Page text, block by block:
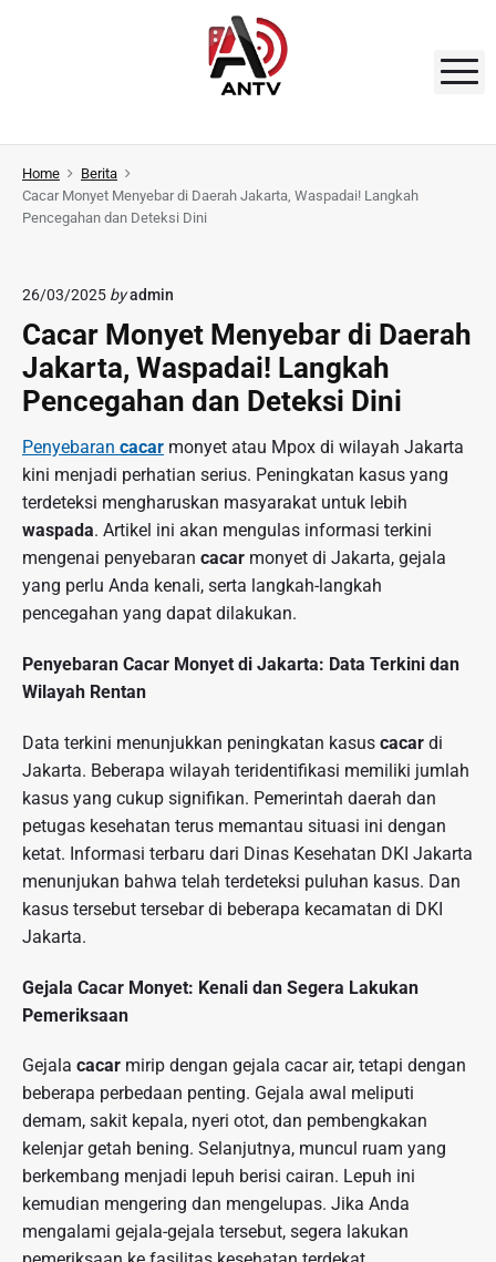
o
A
N
T
Home
Berita
Cacar Monyet Menyebar di Daerah Jakarta, Waspadai! Langkah
Pencegahan dan Deteksi Dini
26/03/2025 byadmin
Cacar Monyet Menyebar di Daerah
Jakarta, Waspadai! Langkah
Pencegahan dan Deteksi Dini
Penyebaran cacar monyet atau Mpox di wilayah Jakarta
kini menjadi perhatian serius. Peningkatan kasus yang
terdeteksi mengharuskan masyarakat untuk lebih
waspada. Artikel ini akan mengulas informasi terkini
mengenai penyebaran cacar monyet di Jakarta, gejala
yang perlu Anda kenali, serta langkah-langkah
pencegahan yang dapat dilakukan.
Penyebaran Cacar Monyet di Jakarta: Data Terkini dan
Wilayah Rentan
Data terkini menunjukkan peningkatan kasus cacar di
Jakarta. Beberapa wilayah teridentifikasi memiliki jumlah
kasus yang cukup signifikan. Pemerintah daerah dan
petugas kesehatan terus memantau situasi ini dengan
ketat. Informasi terbaru dari Dinas Kesehatan DKI Jakarta
menunjukan bahwa telah terdeteksi puluhan kasus. Dan
kasus tersebut tersebar di beberapa kecamatan di DKI
Jakarta.
Gejala Cacar Monyet: Kenali dan Segera Lakukan
Pemeriksaan
Gejala cacar mirip dengan gejala cacar air, tetapi dengan
beberapa perbedaan penting. Gejala awal meliputi
demam, sakit kepala, nyeri otot, dan pembengkakan
kelenjar getah bening. Selanjutnya, muncul ruam yang
berkembang menjadi lepuh berisi cairan. Lepuh ini
kemudian mengering dan mengelupas. Jika Anda
mengalami gejala-gejala tersebut, segera lakukan